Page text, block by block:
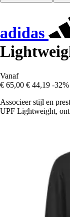
adidas
Vanaf
€ 65,00 € 44,19 -32%
Associeer stijl en
UPF Lightweight,